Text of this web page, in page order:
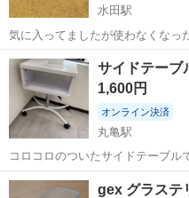
水田駅
気に入ってましたが使わなくなった為。 何年か使ってたの
いても落ちないちょっとした汚れ
香川 高松市 水田駅 テ
サイドテーブ
1,600円
オンライン決済
丸亀駅
コロコロのついたサイドテーブル
ぶな作りです 2台あります。
香川 丸亀市 丸亀駅 テ
gex グラステ